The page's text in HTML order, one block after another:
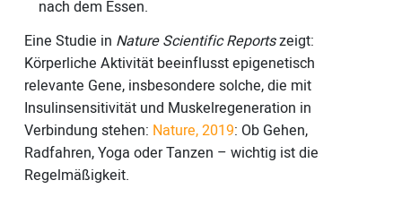
nach dem Essen.
Eine Studie in Nature Scientific Reportszeigt:
Körperliche Aktivität beeinflusst epigenetisch
relevante Gene, insbesondere solche, die mit
Insulinsensitivität und Muskelregeneration in
Verbindung stehen: Nature, 2019: Ob Gehen,
Radfahren, Yoga oder Tanzen – wichtig ist die
Regelmäßigkeit.